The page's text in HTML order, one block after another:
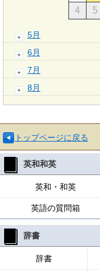
4
5
5月
6月
7月
8月
トップページに戻る
英和和英
英和・和英
英語の質問箱
辞書
辞書